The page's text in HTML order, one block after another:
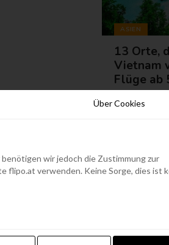
ASIEN
13 Orte,
Vietnam
Flüge ab
FLUGTICKETS
Über Cookies
wir jedoch die Zustimmung zur
flipo.at verwenden. Keine Sorge, dies ist